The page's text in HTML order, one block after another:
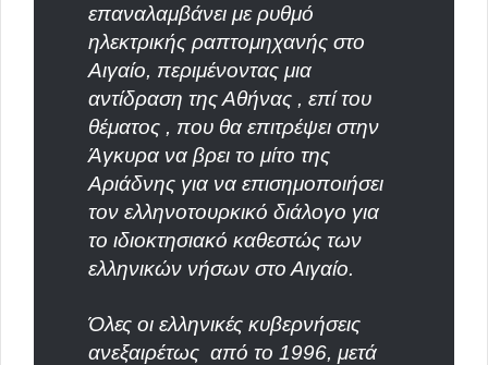
επαναλαμβάνει με ρυθμό
ηλεκτρικής ραπτομηχανής στο
Αιγαίο, περιμένοντας μια
αντίδραση της Αθήνας , επί του
θέματος , που θα επιτρέψει στην
Άγκυρα να βρει το μίτο της
Αριάδνης για να επισημοποιήσει
τον ελληνοτουρκικό διάλογο για
το ιδιοκτησιακό καθεστώς των
ελληνικών νήσων στο Αιγαίο.
Όλες οι ελληνικές κυβερνήσεις
ανεξαιρέτως από το 1996, μετά